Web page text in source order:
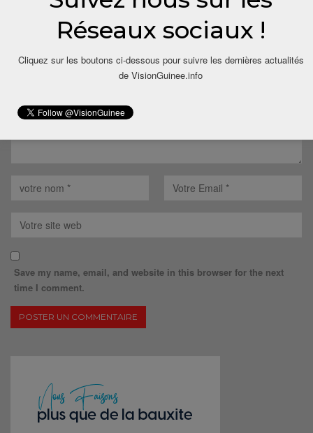
Votre adresse email ne sera pas publiée.
Save my name, email, and website in this browser for the next
time I comment.
Réseaux sociaux !
Cliquez sur les boutons ci-dessous pour suivre les dernières actualités
de VisionGuinee.info